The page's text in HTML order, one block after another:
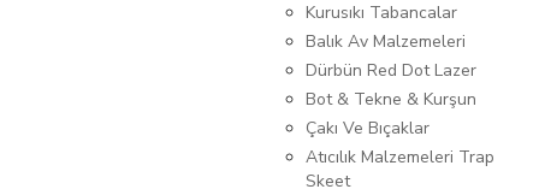
Kurusıkı Tabancalar
Balık Av Malzemeleri
Dürbün Red Dot Lazer
Bot & Tekne & Kurşun
Çakı Ve Bıçaklar
Atıcılık Malzemeleri Trap
Skeet